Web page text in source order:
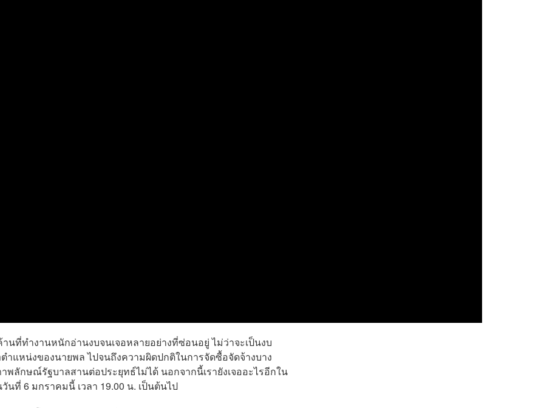
ที่ทำงานหนักอ่านงบจนเจอหลายอย่างที่ซ่อนอยู่ ไม่ว่าจะเป็นงบ
ำแหน่งของนายพล ไปจนถึงความผิดปกติในการจัดซื้อจัดจ้างบาง
ลักษณ์รัฐบาลสานต่อประยุทธ์ไม่ได้ นอกจากนี้เรายังเจออะไรอีกใน
นที่ 6 มกราคมนี้ เวลา 19.00 น. เป็นต้นไป